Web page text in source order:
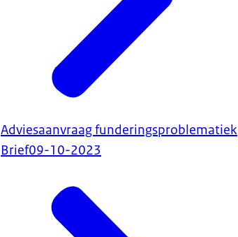
Adviesaanvraag funderingsproblematiek
Brief09-10-2023